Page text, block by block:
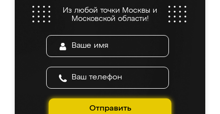
Из любой точки Москвы и
Московской области!
Отправить